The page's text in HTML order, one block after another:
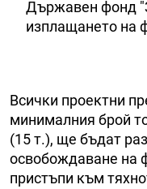
Държавен фонд
изплащането на
Всички проектни
минималния брой
(15 т.), ще бъдат
освобождаване на
пристъпи към